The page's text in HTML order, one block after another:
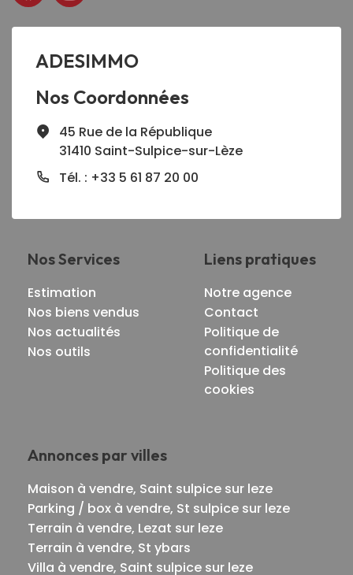
ADESIMMO
Nos Coordonnées
45 Rue de la République
31410 Saint-Sulpice-sur-Lèze
Tél. : +33 5 61 87 20 00
Nos Services
Estimation
Nos biens vendus
Nos actualités
Nos outils
Liens pratiques
Notre agence
Contact
Politique de
confidentialité
Politique des
cookies
Annonces par villes
Maison à vendre, Saint sulpice sur leze
Parking / box à vendre, St sulpice sur leze
Terrain à vendre, Lezat sur leze
Terrain à vendre, St ybars
Villa à vendre, Saint sulpice sur leze